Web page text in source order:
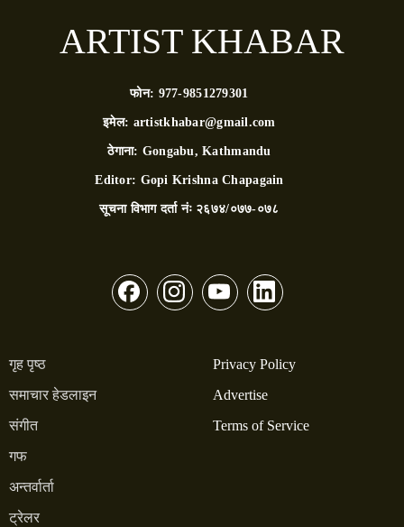
ARTIST KHABAR
फोन: 977-9851279301
इमेल: artistkhabar@gmail.com
ठेगाना: Gongabu, Kathmandu
Editor: Gopi Krishna Chapagain
सूचना विभाग दर्ता नंः २६७४/०७७-०७८
गृह पृष्ठ
समाचार हेडलाइन
संगीत
गफ
अन्तर्वार्ता
ट्रेलर
Privacy Policy
Advertise
Terms of Service